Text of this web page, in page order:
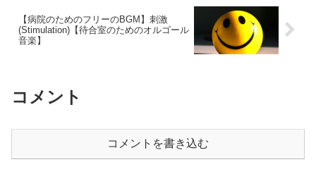
【病院のためのフリーのBGM】刺激
(Stimulation)【待合室のためのオルゴール
音楽】
コメント
コメントを書き込む